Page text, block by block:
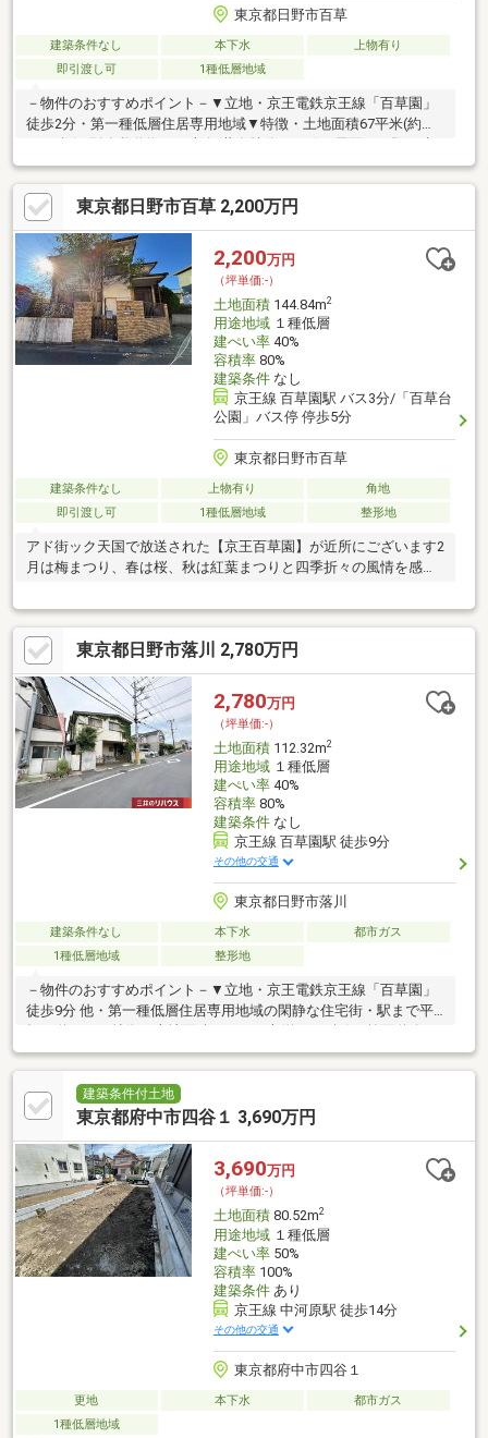
東京都日野市百草
建築条件なし 本下水
上物有り
即引渡し可
1種低層地域
－物件のおすすめポイント－▼立地・京王電鉄京王線「百草園」
徒歩2分・第一種低層住居専用地域▼特徴・土地面積67平米(約
物があり、近隣状況等を考慮したプランニングが可能・建築条件
付宅地販売ではありません・お好きなハウスメーカー・工務店で
建築可能・即引渡し可能(残金精算後)▼周辺環境・フジスーパー
百草園店 徒歩2分(約150m)・セブンイレブン百草園駅北口店 徒歩
4分(約290m)■ ご希望の住まい探しをお手伝いします
━━━━━・・・物件の詳細・ご相談はお気軽にお問い合わせく
ださい。
東京都日野市百草 2,200万円
2,200万円
（坪単価:-）
土地面積144.84m2
用途地域１種低層
建ぺい率40%
容積率80%
建築条件なし
京王線 百草園駅 バス3分/「百草台
公園」バス停 停歩5分
東京都日野市百草
建築条件なし 上物有り
角地
即引渡し可
1種低層地域 整形地
アド街ック天国で放送された【京王百草園】が近所にございます2
月は梅まつり、春は桜、秋は紅葉まつりと四季折々の風情を感じ
東京都日野市落川 2,780万円
2,780万円
（坪単価:-）
土地面積112.32m2
用途地域１種低層
建ぺい率40%
容積率80%
建築条件なし
京王線 百草園駅 徒歩9分
その他の交通
東京都日野市落川
建築条件なし 本下水
都市ガス
1種低層地域
整形地
－物件のおすすめポイント－▼立地・京王電鉄京王線「百草園」
徒歩9分 他・第一種低層住居専用地域の閑静な住宅街・駅まで平
西側幅員約5.5m公道・建築条件付宅地販売ではないため、お好み
の工務店等で建築可・都市ガス、本下水対応エリア▼周辺環境・
日野市立第八小学校 徒歩4分(約270m)・スーパー「FUJI百草園
店」徒歩8分(約630m)・クリエイトS・D日野三沢店 徒歩9分(約
物件の詳細・ご相談はお気軽にお問い合わせください。
建築条件付土地
東京都府中市四谷１ 3,690万円
3,690万円
（坪単価:-）
土地面積80.52m2
用途地域１種低層
建ぺい率50%
容積率100%
建築条件あり
京王線 中河原駅 徒歩14分
その他の交通
東京都府中市四谷１
更地 本下水
都市ガス
1種低層地域